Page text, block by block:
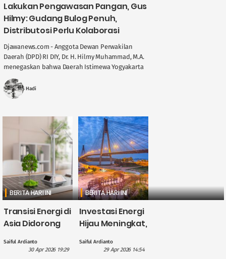
Lakukan Pengawasan Pangan, Gus
Hilmy: Gudang Bulog Penuh,
Distributosi Perlu Kolaborasi
Djawanews.com - Anggota Dewan Perwakilan
Daerah (DPD) RI DIY, Dr. H. Hilmy Muhammad, M.A.
menegaskan bahwa Daerah Istimewa Yogyakarta
memegang peran penting dalam menjaga
stabilitas ....
MS Hadi
BERITA HARI INI
Transisi Energi di
Asia Didorong
International
Saiful Ardianto
30 Apr 2026 19:29
BERITA HARI INI
Investasi Energi
Hijau Meningkat,
Dana US$5
Saiful Ardianto
29 Apr 2026 14:54